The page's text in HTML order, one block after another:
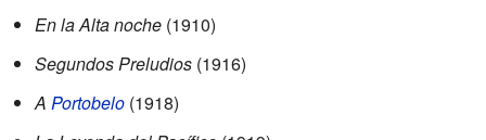
En la Alta noche (1910)
Segundos Preludios (1916)
A Portobelo (1918)